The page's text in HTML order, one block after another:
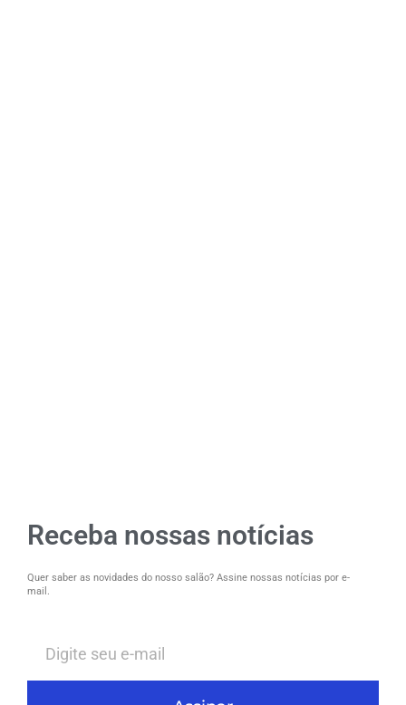
Receba nossas notícias
Quer saber as novidades do nosso salão? Assine nossas notícias por e-
mail.